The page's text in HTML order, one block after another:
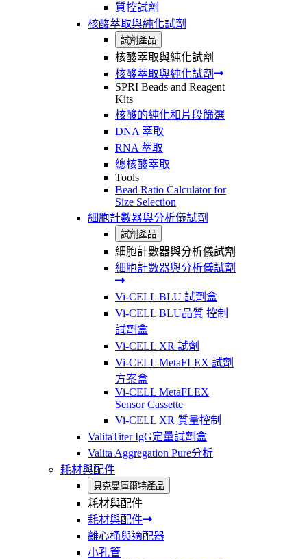
質控試劑
核酸萃取與純化試劑
試劑產品
核酸萃取與純化試劑
核酸萃取與純化試劑
SPRI Beads and Reagent
Kits
核酸的純化和片段篩選
DNA 萃取
RNA 萃取
總核酸萃取
Tools
Bead Ratio Calculator for
Size Selection
細胞計數器與分析儀試劑
試劑產品
細胞計數器與分析儀試劑
細胞計數器與分析儀試劑
Vi-CELL BLU 試劑盒
Vi-CELL BLU品質 控制
試劑盒
Vi-CELL XR 試劑
Vi-CELL MetaFLEX 試劑
方案盒
Vi-CELL MetaFLEX
Sensor Cassette
Vi-CELL XR 質量控制
ValitaTiter IgG定量試劑盒
Valita Aggregation Pure分析
耗材與配件
貝克曼庫爾特產品
耗材與配件
耗材與配件
離心桶與適配器
小孔管